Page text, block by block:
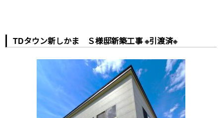
TDタウン新しかま Ｓ様邸新築工事 ※引渡済※